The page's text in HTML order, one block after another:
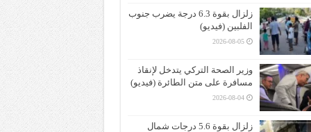
زلزال بقوة 6.3 درجة يضرب جنوب
الفلبين (فيديو)
2026-08-05
وزير الصحة التركي يتدخل لإنقاذ
مسافرة على متن الطائرة (فيديو)
2026-08-04
زلزال بقوة 5.6 درجات شمال